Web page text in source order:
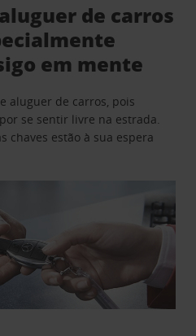
de carros
em mente
aluguer de carros, pois
se sentir livre na estrada.
chaves estão à sua espera